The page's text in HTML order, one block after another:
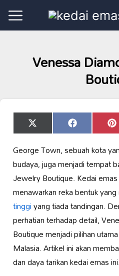
Venessa
Share
on
X
(Twitter)
Share
on
Facebook
George Town, sebuah kota
budaya, juga menjadi tempat
Jewelry Boutique. Kedai
menawarkan reka bentuk
tinggiyang tiada tandingan.
perhatian terhadap detail,
Boutique menjadi pilihan
Malasia. Artikel ini akan
dan daya tarikan kedai emas ini.